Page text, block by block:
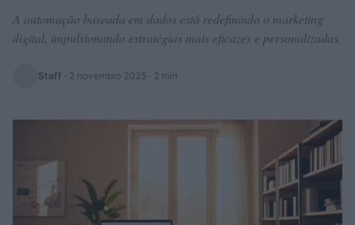
A automação baseada em dados está redefinindo o marketing
digital, impulsionando estratégias mais eficazes e personalizadas.
Staff · 2 novembro 2025 · 2 min